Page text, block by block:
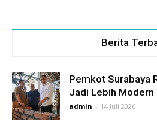
Berita
Pemkot Surabaya
Jadi Lebih Modern
admin - 14 Juli 2026